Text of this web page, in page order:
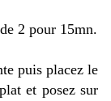
2 pour 15mn.
puis placez le
et posez sur